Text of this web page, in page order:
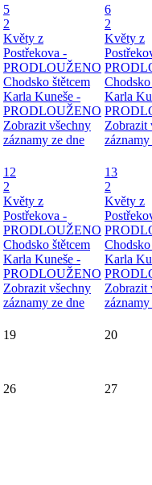
5
2
Květy z
Postřekova -
PRODLOUŽENO
Chodsko štětcem
Karla Kuneše -
PRODLOUŽENO
Zobrazit všechny
záznamy ze dne
6
2
Květy z
Chodsko
Karla
Zobrazit
12
2
Květy z
Postřekova -
PRODLOUŽENO
Chodsko štětcem
Karla Kuneše -
PRODLOUŽENO
Zobrazit všechny
záznamy ze dne
13
2
Květy z
Chodsko
Karla
Zobrazit
19 20
26 27